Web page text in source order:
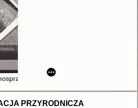
w przestrzeni społecznej
PRZYRODNICZA